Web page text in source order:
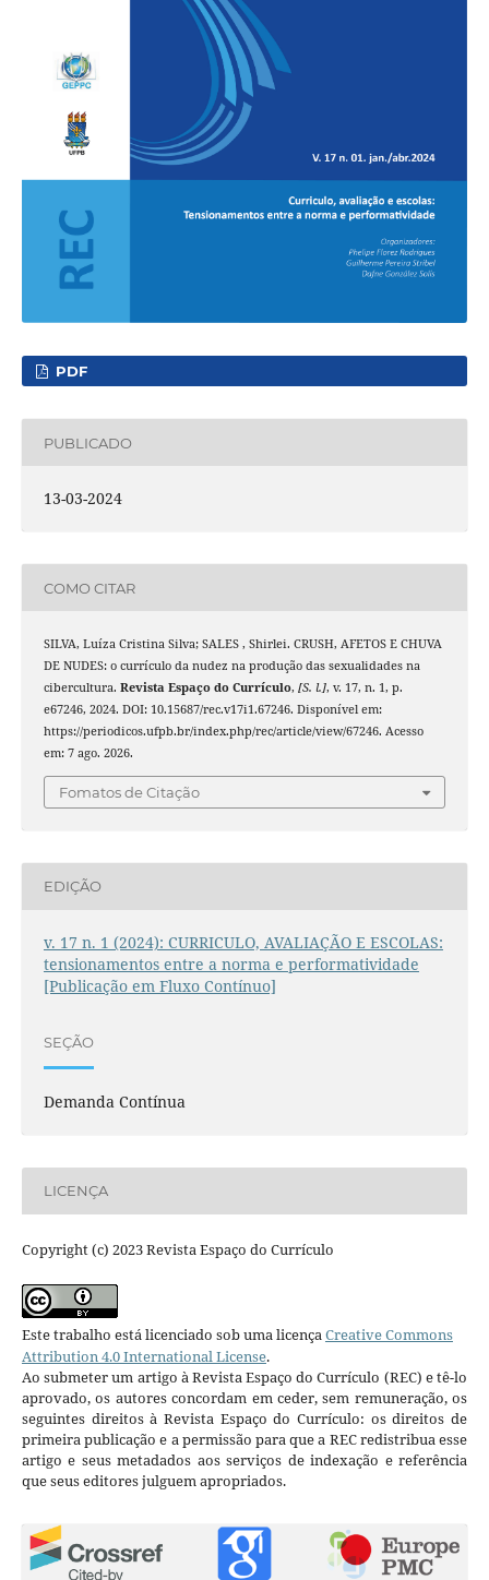
PDF
PUBLICADO
13-03-2024
COMO CITAR
SILVA, Luíza Cristina Silva; SALES , Shirlei. CRUSH, AFETOS E CHUVA
DE NUDES: o currículo da nudez na produção das sexualidades na
cibercultura. Revista Espaço do Currículo, [S. l.], v. 17, n. 1, p.
e67246, 2024. DOI: 10.15687/rec.v17i1.67246. Disponível em:
https://periodicos.ufpb.br/index.php/rec/article/view/67246. Acesso
em: 7 ago. 2026.
Fomatos de Citação
EDIÇÃO
v. 17 n. 1 (2024): CURRICULO, AVALIAÇÃO E ESCOLAS:
tensionamentos entre a norma e performatividade
[Publicação em Fluxo Contínuo]
SEÇÃO
Demanda Contínua
LICENÇA
Copyright (c) 2023 Revista Espaço do Currículo
Este trabalho está licenciado sob uma licençaCreative Commons
Attribution 4.0 International License.
Ao submeter um artigo à Revista Espaço do Currículo (REC) e tê-lo
aprovado, os autores concordam em ceder, sem remuneração, os
seguintes direitos à Revista Espaço do Currículo: os direitos de
primeira publicação e a permissão para que a REC redistribua esse
artigo e seus metadados aos serviços de indexação e referência
que seus editores julguem apropriados.